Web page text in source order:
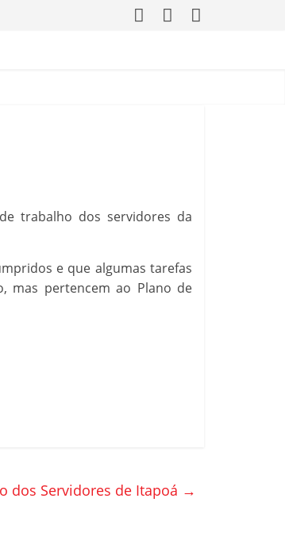
trabalho dos servidores da
e que algumas tarefas
mas pertencem ao Plano de
dos Servidores de Itapoá →